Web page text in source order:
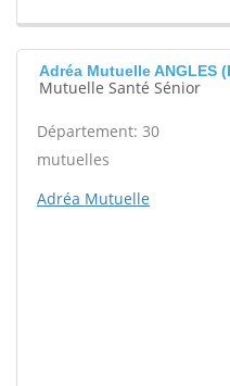
Adréa Mutuelle ANGLES
Mutuelle Santé Sénior
Département: 30
mutuelles
Adréa Mutuelle